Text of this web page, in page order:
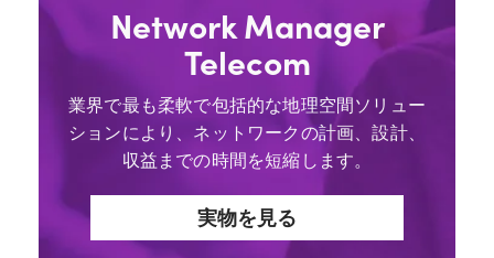
Network Manager
Telecom
業界で最も柔軟で包括的な地理空間ソリュー
ションにより、ネットワークの計画、設計、
収益までの時間を短縮します。
実物を見る